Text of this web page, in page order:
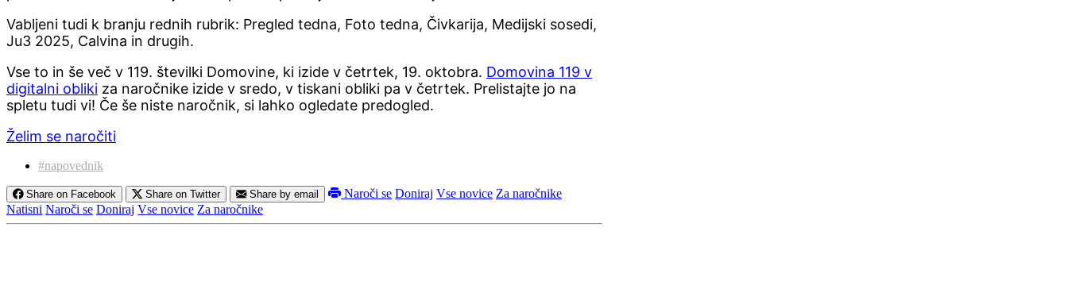
Vabljeni tudi k branju rednih rubrik: Pregled tedna, Foto tedna, Čivkarija, Medijski sosedi,
Ju3 2025, Calvina in drugih.
Vse to in še več v 119. številki Domovine, ki izide v četrtek, 19. oktobra. Domovina 119 v
digitalni obliki za naročnike izide v sredo, v tiskani obliki pa v četrtek. Prelistajte jo na
spletu tudi vi! Če še niste naročnik, si lahko ogledate predogled.
Želim se naročiti
#napovednik
Share on Facebook Share on Twitter Share by email Naroči se Doniraj Vse novice Za naročnike
Natisni Naroči se Doniraj Vse novice Za naročnike